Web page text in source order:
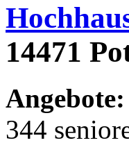
14471
Angebote:
344